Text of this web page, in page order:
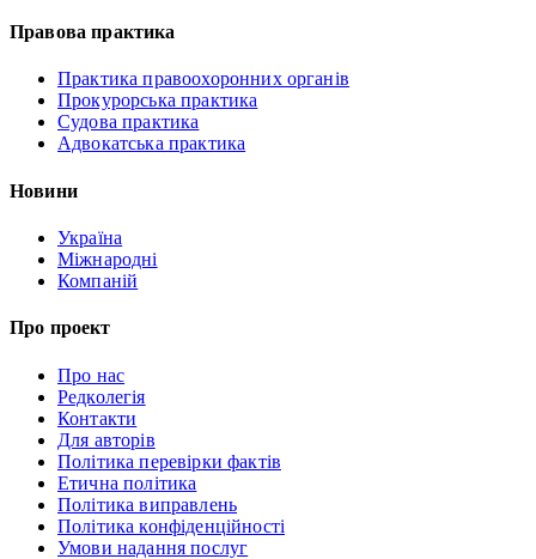
Правова практика
Практика правоохоронних органів
Прокурорська практика
Судова практика
Адвокатська практика
Новини
Україна
Міжнародні
Компаній
Про проект
Про нас
Редколегія
Контакти
Для авторів
Політика перевірки фактів
Етична політика
Політика виправлень
Політика конфіденційності
Умови надання послуг